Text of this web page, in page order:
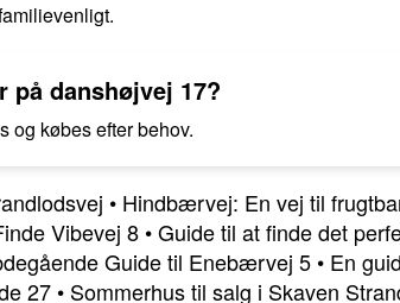
på danshøjvej 17?
og købes efter behov.
• Hindbærvej: En vej til
Vibevej 8 •Guide til at finde det
Guide til Enebærvej 5 • En
27 • Sommerhus til salg i Skaven